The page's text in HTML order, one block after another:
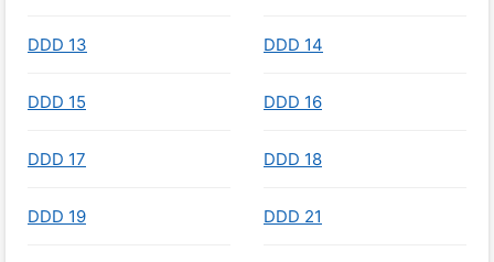
DDD 13 DDD 14
DDD 15 DDD 16
DDD 17 DDD 18
DDD 19 DDD 21